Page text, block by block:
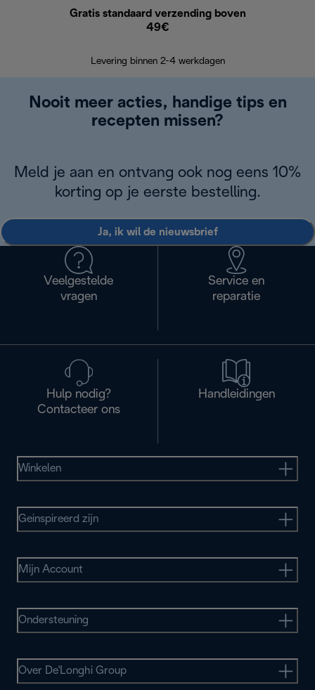
Gratis standaard verzending boven
49€
Levering binnen 2-4 werkdagen
Nooit meer acties, handige tips en
recepten missen?
Meld je aan en ontvang ook nog eens 10%
korting op je eerste bestelling.
Ja, ik wil de nieuwsbrief
Veelgestelde
vragen
Service en
reparatie
Hulp nodig?
Contacteer ons
Handleidingen
Winkelen
Geinspireerd zijn
Mijn Account
Ondersteuning
Over De'Longhi Group